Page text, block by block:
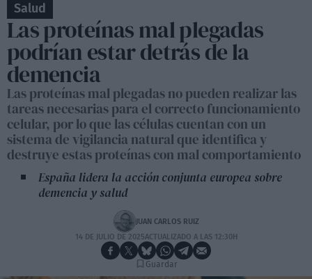
Salud
Las proteínas mal plegadas
podrían estar detrás de la
demencia
Las proteínas mal plegadas no pueden realizar las
tareas necesarias para el correcto funcionamiento
celular, por lo que las células cuentan con un
sistema de vigilancia natural que identifica y
destruye estas proteínas con mal comportamiento
España lidera la acción conjunta europea sobre
demencia y salud
JUAN CARLOS RUIZ
14 DE JULIO DE 2025ACTUALIZADO A LAS 12:30H
Guardar